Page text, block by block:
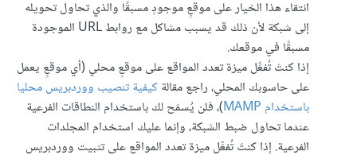
انتقاء هذا الخيار على موقعٍ موجودٍ مسبقًا والذي تحاول تحويله
إلى شبكة لأن ذلك قد يسبب مشاكل مع روابط URL الموجودة
مسبقًا في موقعك.
إذا كنتَ تُفعِّل ميزة تعدد المواقع على موقعٍ محلي (أي موقعٍ يعمل
على حاسوبك المحلي، راجع مقالةكيفية تنصيب ووردبريس محليا
باستخدام MAMP
)، فلن يُسمَح لك باستخدام النطاقات الفرعية
عندما تحاول ضبط الشبكة، وإنما عليك استخدام المجلدات
الفرعية. إذا كنتَ تُفعِّل ميزة تعدد المواقع على تثبيت ووردبريس